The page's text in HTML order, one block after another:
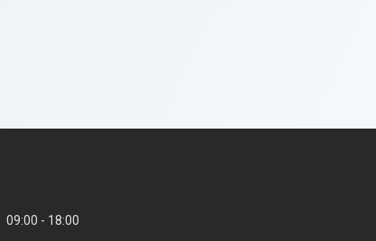
09:00
18:00